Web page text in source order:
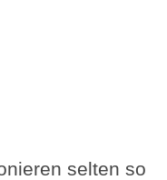
selten so